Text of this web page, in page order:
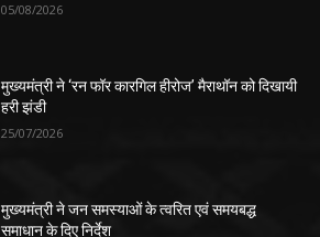
05/08/2026
मुख्यमंत्री ने ‘रन फॉर कारगिल हीरोज’ मैराथॉन को दिखायी
हरी झंडी
25/07/2026
मुख्यमंत्री ने जन समस्याओं के त्वरित एवं समयबद्ध
समाधान के दिए निर्देश